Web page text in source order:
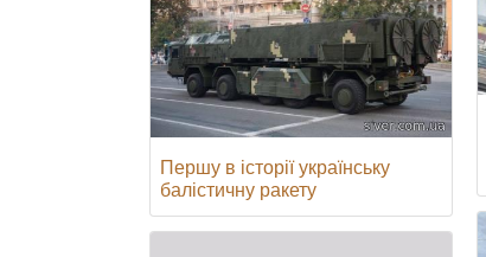
Першу в історії українську
балістичну ракету